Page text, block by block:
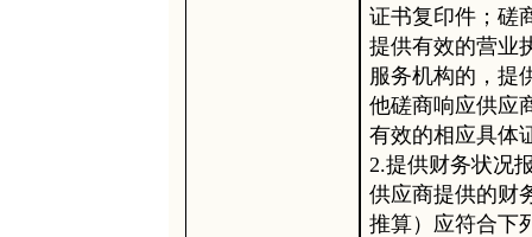
证书复印件；磋
提供有效的营业
服务机构的，提
他磋商响应供应
有效的相应具体
2.提供财务状况
供应商提供的财
推算）应符合下